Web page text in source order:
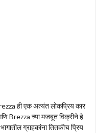
ही एक अत्यंत लोकप्रिय कार
Brezza च्या मजबूत विक्रीने हे
ग्राहकांना तितकीच प्रिय